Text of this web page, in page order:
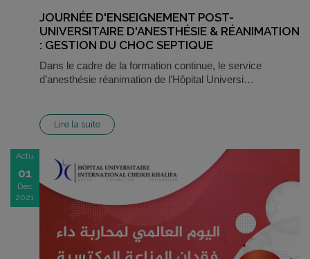
JOURNÉE D'ENSEIGNEMENT POST-
UNIVERSITAIRE D'ANESTHÉSIE & RÉANIMATION
: GESTION DU CHOC SEPTIQUE
Dans le cadre de la formation continue, le service
d’anesthésie réanimation de l’Hôpital Universi…
Lire la suite
Actu
01
Déc
2021